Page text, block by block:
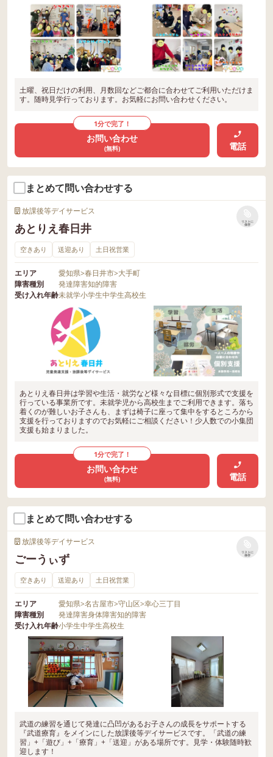
土曜、祝日だけの利用、月数回などご都合に合わせてご利用いただけま
す。随時見学行っております。お気軽にお問い合わせください。
1分で完了！
お問い合わせ
(無料) 電話
まとめて問い合わせする
放課後等デイサービス
あとりえ春日井
リストに
保存
空きあり 送迎あり 土日祝営業
エリア 愛知県>春日井市>大手町
障害種別
発達障害知的障害
受け入れ年齢未就学小学生中学生高校生
あとりえ春日井は学習や生活・就労など様々な目標に個別形式で支援を
行っている事業所です。未就学児から高校生までご利用できます。落ち
着くのが難しいお子さんも、まずは椅子に座って集中をするところから
支援を行っておりますのでお気軽にご相談ください！少人数での小集団
支援も始まりました。
1分で完了！
お問い合わせ
(無料) 電話
まとめて問い合わせする
放課後等デイサービス
ごーうぃず
リストに
保存
空きあり 送迎あり 土日祝営業
エリア 愛知県>名古屋市>守山区>幸心三丁目
障害種別
発達障害身体障害知的障害
受け入れ年齢小学生中学生高校生
武道の練習を通じて発達に凸凹があるお子さんの成長をサポートする
『武道療育』をメインにした放課後等デイサービスです。「武道の練
習」+「遊び」+「療育」+「送迎」がある場所です。見学・体験随時歓
迎します！